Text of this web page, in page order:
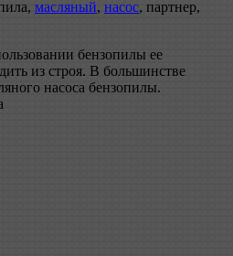
масляный, насос, партнер,
бензопилы ее
из строя. В большинстве
насоса бензопилы.